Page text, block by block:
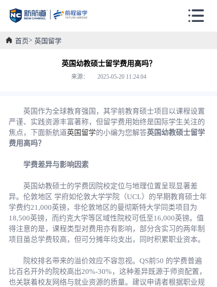
首页 英国留学
英国幼教硕士留学费用高吗？
来源： 2025-05-20 11:24:04
英国作为全球教育强国，其学前教育硕士项目以课程设置
严谨、实践资源丰富著称，但留学费用始终是国际学生关注的
焦点，下面新航道英国留学的小编为您解答英国幼教硕士留学
费用高吗？
学费差异与影响因素
英国幼教硕士的学费因院校定位与地理位置呈现显著差
异。伦敦地区 学府如伦敦大学学院（UCL）的早期教育硕士年
学费约21,000英镑，非伦敦地区的曼彻斯特大学同类项目为
18,500英镑，而约克大学等区域性院校可低至16,000英镑。值
得注意的是，课程类型对费用亦有影响，部分含实习的两年制
项目虽总学费较高，但可分摊年均支出，同时积累职业资本。
院校排名带来的溢价效应不容忽视。QS前50 的学费普遍
比百名开外的院校高出20%-30%，这种差异既源于师资配置，
也关联着校友网络与就业资源的质量。建议申请者根据职业规